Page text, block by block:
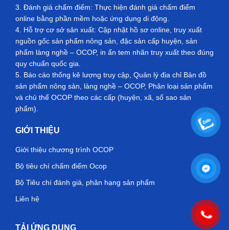
3. Đánh giá chấm điểm: Thực hiện đánh giá chấm điểm
online bằng phần mềm hoặc ứng dụng di động.
4. Hỗ trợ cơ sở sản xuất: Cập nhật hồ sơ online, truy xuất
nguồn gốc sản phẩm nông sản, đặc sản cấp huyện, sản
phẩm làng nghề – OCOP, in ấn tem nhãn truy xuất theo đúng
quy chuẩn quốc gia.
5. Báo cáo thống kê lượng truy cập, Quản lý địa chỉ Bản đồ
sản phẩm nông sản, làng nghề – OCOP, Phân loại sản phẩm
và chủ thể OCOP theo các cấp (huyện, xã, số sao sản
phẩm).
GIỚI THIỆU
Giới thiệu chương trình OCOP
Bộ tiêu chí chấm điểm Ocop
Bộ Tiêu chí đánh giá, phân hạng sản phẩm
Liên hệ
TẢI ỨNG DỤNG